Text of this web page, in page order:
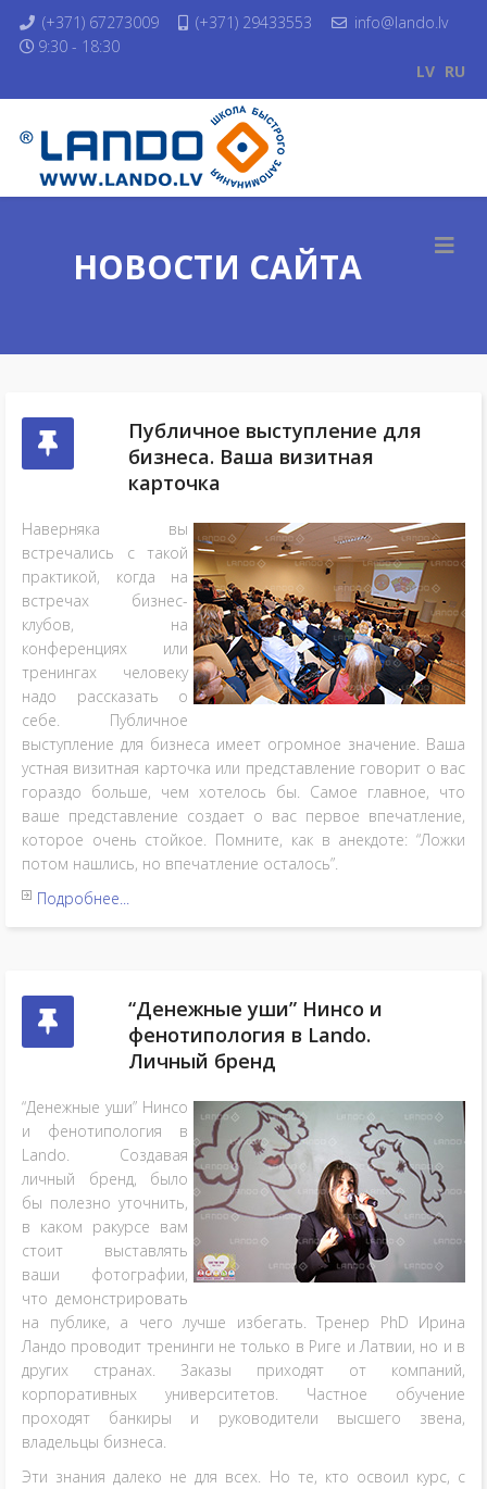
(+371) 67273009 (+371) 29433553
info@lando.lv
9:30 - 18:30
LV RU
НОВОСТИ САЙТА
Публичное выступление для
бизнеса. Ваша визитная
карточка
Наверняка вы
встречались с такой
практикой, когда на
встречах бизнес-
клубов, на
конференциях или
тренингах человеку
надо рассказать о
себе. Публичное
выступление для бизнеса имеет огромное значение. Ваша
устная визитная карточка или представление говорит о вас
гораздо больше, чем хотелось бы. Самое главное, что
ваше представление создает о вас первое впечатление,
которое очень стойкое. Помните, как в анекдоте: “Ложки
потом нашлись, но впечатление осталось”.
Подробнее...
“Денежные уши” Нинсо и
фенотипология в Lando.
Личный бренд
“Денежные уши” Нинсо
и фенотипология в
Lando. Создавая
личный бренд, было
бы полезно уточнить,
в каком ракурсе вам
стоит выставлять
ваши фотографии,
что демонстрировать
на публике, а чего лучше избегать. Тренер PhD Ирина
Ландо проводит тренинги не только в Риге и Латвии, но и в
других странах. Заказы приходят от компаний,
корпоративных университетов. Частное обучение
проходят банкиры и руководители высшего звена,
владельцы бизнеса.
Эти знания далеко не для всех. Но те, кто освоил курс, с